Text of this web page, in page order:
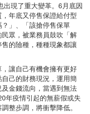
出現了重大變革。6月底因
年底又停售保證給付型
」、「該搶停售保單
眾，被業務員鼓吹「解
的險種，種種現象都讓
讓自己有機會擁有更好
己的財務現況，運用簡
金錢流向，當遇到無法
年疫情引起的無薪假或失
整步調，將衝擊降低。